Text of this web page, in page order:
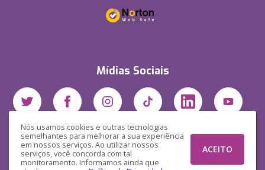
Nós usamos cookies e outras tecnologias
semelhantes para melhorar a sua experiência
em nossos serviços. Ao utilizar nossos
serviços, você concorda com tal
monitoramento. Informamos ainda que
ACEITO
Mídias Sociais